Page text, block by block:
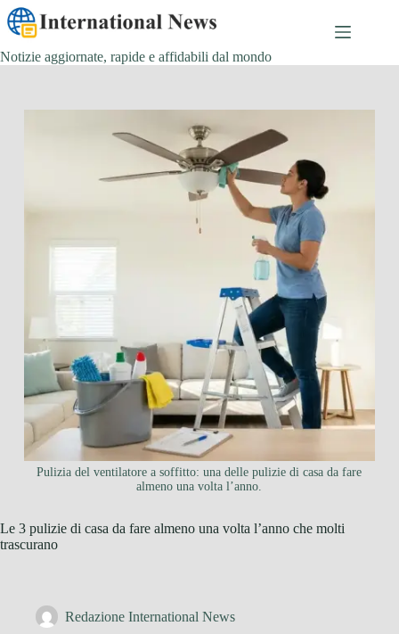
Salta
al
contenuto
Notizie aggiornate, rapide e affidabili dal mondo
Pulizia del ventilatore a soffitto: una delle pulizie di casa da fare
almeno una volta l’anno.
Le 3 pulizie di casa da fare almeno una volta l’anno che molti
trascurano
Redazione International News